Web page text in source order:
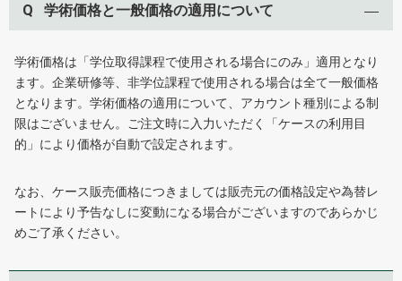
Q 学術価格と一般価格の適用について
学術価格は「学位取得課程で使用される場合にのみ」適用となり
ます。企業研修等、非学位課程で使用される場合は全て一般価格
となります。学術価格の適用について、アカウント種別による制
限はございません。ご注文時に入力いただく「ケースの利用目
的」により価格が自動で設定されます。
なお、ケース販売価格につきましては販売元の価格設定や為替レ
ートにより予告なしに変動になる場合がございますのであらかじ
めご了承ください。